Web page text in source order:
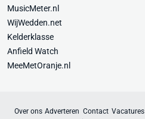
MusicMeter.nl
WijWedden.net
Kelderklasse
Anfield Watch
MeeMetOranje.nl
Over ons Adverteren Contact Vacatures